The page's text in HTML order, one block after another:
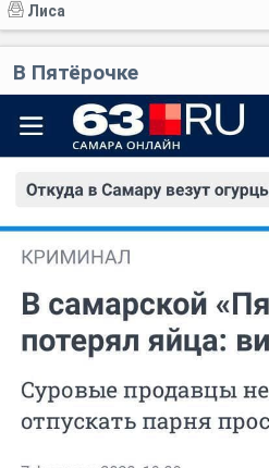
Лиса
В Пятёрочке